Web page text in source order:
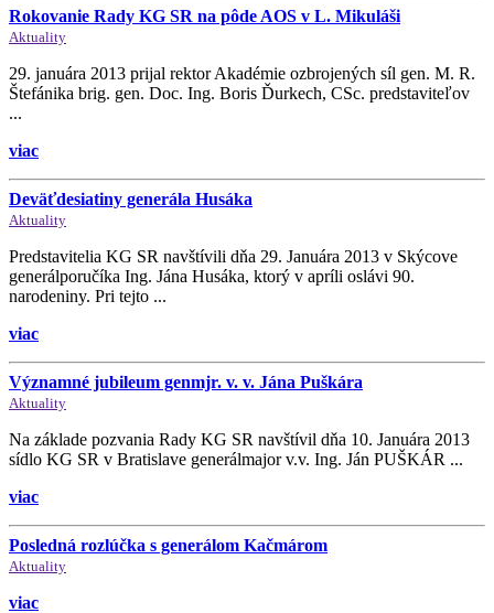
Rokovanie Rady KG SR na pôde AOS v L. Mikuláši
Aktuality
29. januára 2013 prijal rektor Akadémie ozbrojených síl gen. M. R.
Štefánika brig. gen. Doc. Ing. Boris Ďurkech, CSc. predstaviteľov
...
viac
Deväťdesiatiny generála Husáka
Aktuality
Predstavitelia KG SR navštívili dňa 29. Januára 2013 v Skýcove
generálporučíka Ing. Jána Husáka, ktorý v apríli oslávi 90.
narodeniny. Pri tejto ...
viac
Významné jubileum genmjr. v. v. Jána Puškára
Aktuality
Na základe pozvania Rady KG SR navštívil dňa 10. Januára 2013
sídlo KG SR v Bratislave generálmajor v.v. Ing. Ján PUŠKÁR ...
viac
Posledná rozlúčka s generálom Kačmárom
Aktuality
viac